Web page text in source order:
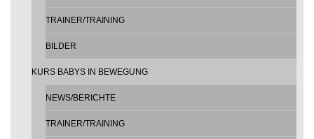
TRAINER/TRAINING
BILDER
KURS BABYS IN BEWEGUNG
NEWS/BERICHTE
TRAINER/TRAINING